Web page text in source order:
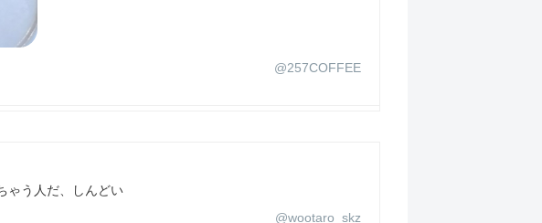
@257COFFEE
ゃう人だ、しんどい
@wootaro_skz